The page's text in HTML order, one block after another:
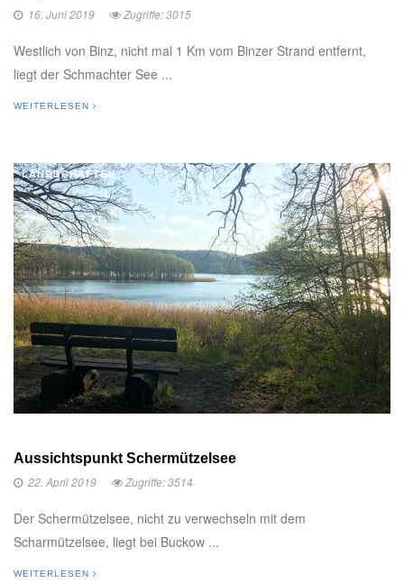
16. Juni 2019
Zugriffe: 3015
Westlich von Binz, nicht mal 1 Km vom Binzer Strand entfernt,
liegt der Schmachter See ...
WEITERLESEN
LANDSCHAFTEN
Aussichtspunkt Schermützelsee
22. April 2019
Zugriffe: 3514
Der Schermützelsee, nicht zu verwechseln mit dem
Scharmützelsee, liegt bei Buckow ...
WEITERLESEN